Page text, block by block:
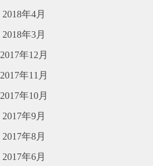
2018年4月
2018年3月
2017年12月
2017年11月
2017年10月
2017年9月
2017年8月
2017年6月